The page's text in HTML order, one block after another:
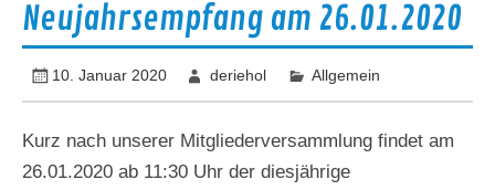
Neujahrsempfang am 26.01.2020
10. Januar 2020 deriehol Allgemein
Kurz nach unserer Mitgliederversammlung findet am
26.01.2020 ab 11:30 Uhr der diesjährige